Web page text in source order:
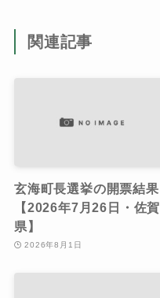
関連記事
玄海町長選挙の開票結果
【2026年7月26日・佐賀
県】
2026年8月1日